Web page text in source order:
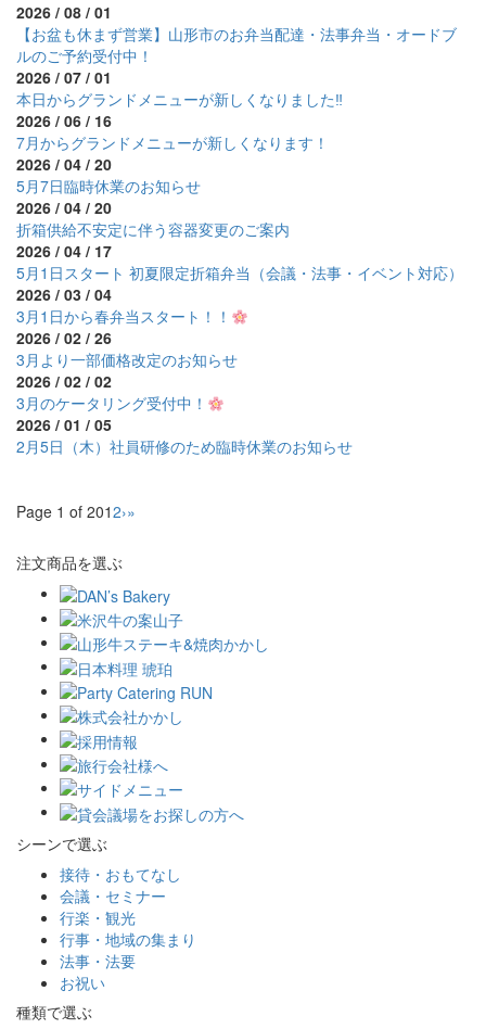
2026 / 08 / 01
【お盆も休まず営業】山形市のお弁当配達・法事弁当・オードブ
ルのご予約受付中！
2026 / 07 / 01
本日からグランドメニューが新しくなりました‼
2026 / 06 / 16
7月からグランドメニューが新しくなります！
2026 / 04 / 20
5月7日臨時休業のお知らせ
2026 / 04 / 20
折箱供給不安定に伴う容器変更のご案内
2026 / 04 / 17
5月1日スタート 初夏限定折箱弁当（会議・法事・イベント対応）
2026 / 03 / 04
3月1日から春弁当スタート！！
2026 / 02 / 26
3月より一部価格改定のお知らせ
2026 / 02 / 02
3月のケータリング受付中！
2026 / 01 / 05
2月5日（木）社員研修のため臨時休業のお知らせ
Page 1 of 2012›»
注文商品を選ぶ
シーンで選ぶ
接待・おもてなし
会議・セミナー
行楽・観光
行事・地域の集まり
法事・法要
お祝い
種類で選ぶ